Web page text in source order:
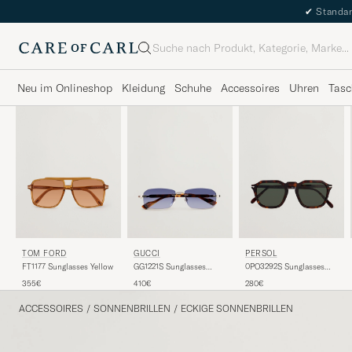
✔
Suche
Neu im Onlineshop Kleidung Schuhe Accessoires Uhren
TOM FORD
FT1177 Sunglasses Yellow
355€
GUCCI
GG1221S Sunglasses
410€
PERSOL
0PO3292S Sunglasses
280€
ACCESSOIRES / SONNENBRILLEN / ECKIGE SONNENBRILLEN